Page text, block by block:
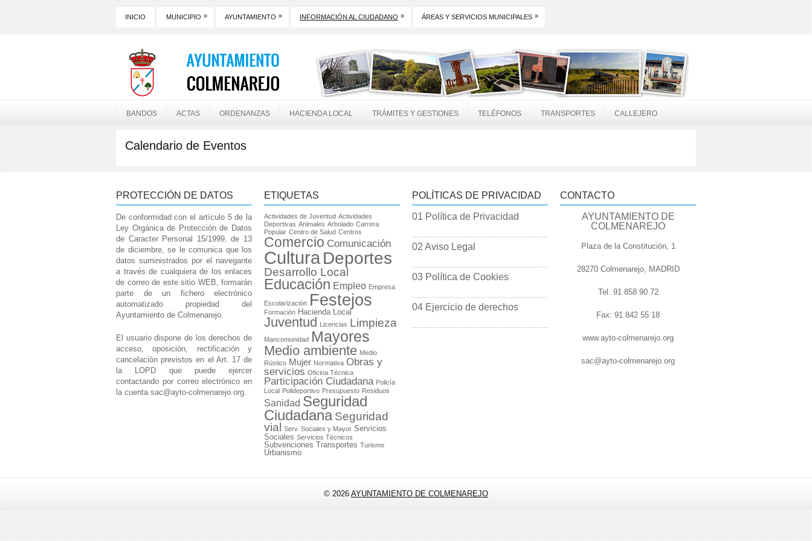
INICIO MUNICIPIO » AYUNTAMIENTO » INFORMACIÓN AL CIUDADANO » ÁREAS Y SERVICIOS MUNICIPALES »
BANDOS ACTAS ORDENANZAS HACIENDA LOCAL TRÁMITES Y GESTIONES TELÉFONOS TRANSPORTES CALLEJERO
Calendario de Eventos
PROTECCIÓN DE DATOS
De conformidad con el artículo 5 de la
Ley Orgánica de Protección de Datos
de Caracter Personal 15/1999, de 13
de diciembre, se le comunica que los
datos suministrados por el navegante
a través de cualquiera de los enlaces
de correo de este sitio WEB, formarán
parte de un fichero electrónico
automatizado propiedad del
Ayuntamiento de Colmenarejo.
El usuario dispone de los derechos de
acceso, oposición, rectificación y
cancelación previstos en el Art. 17 de
la LOPD que puede ejercer
contactando por correo electrónico en
la cuenta sac@ayto-colmenarejo.org.
ETIQUETAS
Actividades de Juventud Actividades
Deportivas Animales Arbolado Carrera
Popular Centro de Salud Centros
Comercio Comunicación
CulturaDeportes
Desarrollo Local
Educación Empleo Empresa
Escolarización Festejos
Formación Hacienda Local
Juventud Licencias Limpieza
Mancomunidad Mayores
Medio ambiente Medio
Rústico Mujer Normativa Obras y
servicios Oficina Técnica
Participación Ciudadana Policía
Local Polideportivo Presupuesto Residuos
Sanidad Seguridad
Ciudadana Seguridad
vial
Serv. Sociales y Mayor Servicios
Sociales Servicios Técnicos
Subvenciones Transportes Turismo
Urbanismo
POLÍTICAS DE PRIVACIDAD
01 Política de Privacidad
02 Aviso Legal
03 Política de Cookies
04 Ejercicio de derechos
CONTACTO
AYUNTAMIENTO DE
COLMENAREJO
Plaza de la Constitución, 1
28270 Colmenarejo, MADRID
Tel. 91 858 90 72
Fax: 91 842 55 18
www.ayto-colmenarejo.org
sac@ayto-colmenarejo.org
© 2026 AYUNTAMIENTO DE COLMENAREJO